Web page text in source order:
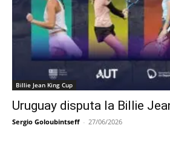
Billie Jean King Cup
Uruguay disputa la Billie
Sergio Goloubintseff - 27/06/2026